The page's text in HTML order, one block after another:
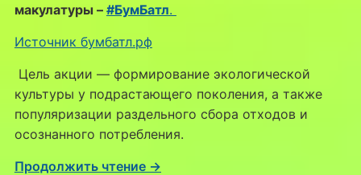
макулатуры – #БумБатл.
Источник бумбатл.рф
Цель акции — формирование экологической
культуры у подрастающего поколения, а также
популяризации раздельного сбора отходов и
осознанного потребления.
Продолжить чтение →